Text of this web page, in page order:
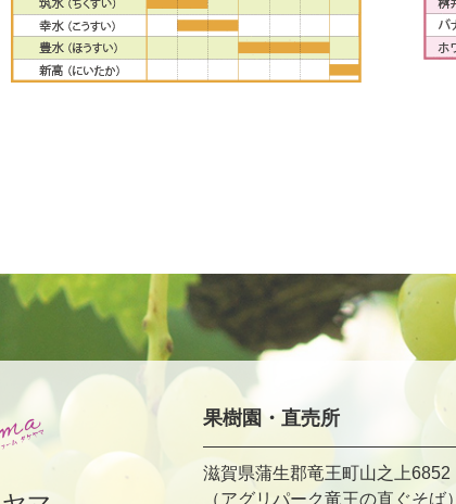
果樹園・直売所
滋賀県蒲生郡竜王町山之上6852
（アグリパーク竜王の直ぐそば）